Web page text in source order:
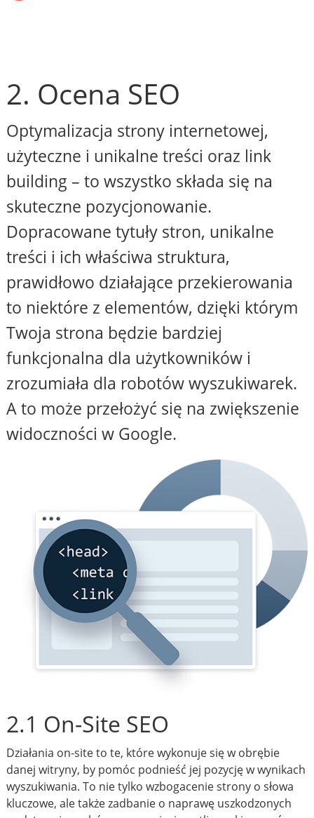
2. Ocena SEO
Optymalizacja strony internetowej,
użyteczne i unikalne treści oraz link
building – to wszystko składa się na
skuteczne pozycjonowanie.
Dopracowane tytuły stron, unikalne
treści i ich właściwa struktura,
prawidłowo działające przekierowania
to niektóre z elementów, dzięki którym
Twoja strona będzie bardziej
funkcjonalna dla użytkowników i
zrozumiała dla robotów wyszukiwarek.
A to może przełożyć się na zwiększenie
widoczności w Google.
2.1 On-Site SEO
Działania on-site to te, które wykonuje się w obrębie
danej witryny, by pomóc podnieść jej pozycję w wynikach
wyszukiwania. To nie tylko wzbogacenie strony o słowa
kluczowe, ale także zadbanie o naprawę uszkodzonych